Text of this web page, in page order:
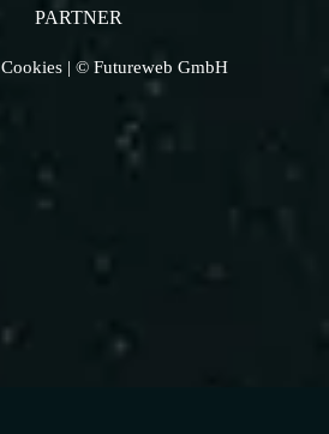
PARTNER
Cookies | © Futureweb GmbH